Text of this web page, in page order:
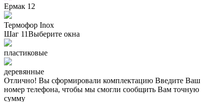
Ермак 12
Термофор Inox
Шаг 11Выберите окна
пластиковые
деревянные
Отлично! Вы сформировали комплектацию Введите Ваш
номер телефона, чтобы мы смогли сообщить Вам точную
сумму